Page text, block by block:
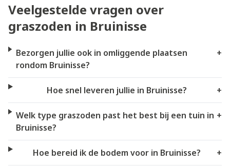
Veelgestelde vragen over
graszoden in Bruinisse
Bezorgen jullie ook in omliggende plaatsen
rondom Bruinisse?
+
Hoe snel leveren jullie in Bruinisse? +
Welk type graszoden past het best bij een tuin in
Bruinisse?
+
Hoe bereid ik de bodem voor in Bruinisse? +